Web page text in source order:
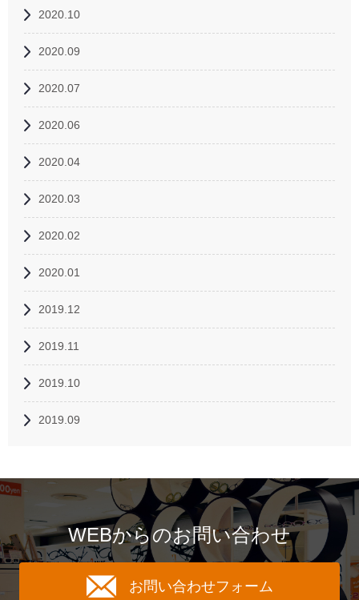
2020.10
2020.09
2020.07
2020.06
2020.04
2020.03
2020.02
2020.01
2019.12
2019.11
2019.10
2019.09
WEBからのお問い合わせ
お問い合わせフォーム